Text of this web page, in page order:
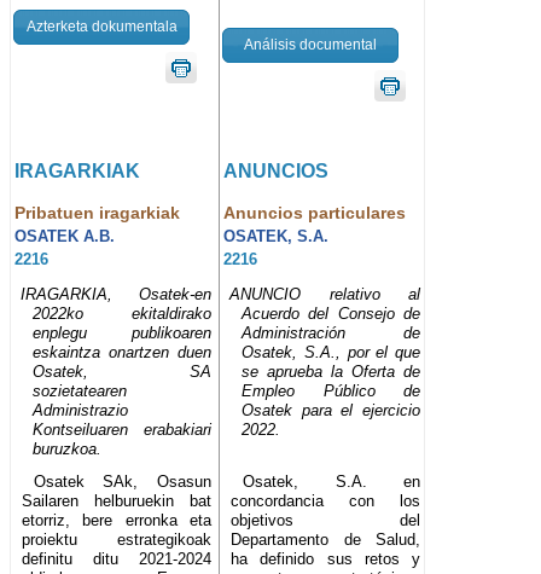
Azterketa dokumentala
Análisis documental
IRAGARKIAK ANUNCIOS
Pribatuen iragarkiak Anuncios particulares
OSATEK A.B.
OSATEK, S.A.
2216
2216
IRAGARKIA, Osatek-en
2022ko ekitaldirako
enplegu publikoaren
eskaintza onartzen duen
Osatek, SA
sozietatearen
Administrazio
Kontseiluaren erabakiari
buruzkoa.
ANUNCIO relativo al
Acuerdo del Consejo de
Administración de
Osatek, S.A., por el que
se aprueba la Oferta de
Empleo Público de
Osatek para el ejercicio
2022.
Osatek SAk, Osasun
Sailaren helburuekin bat
etorriz, bere erronka eta
proiektu estrategikoak
definitu ditu 2021-2024
Osatek, S.A. en
concordancia con los
objetivos del
Departamento de Salud,
ha definido sus retos y